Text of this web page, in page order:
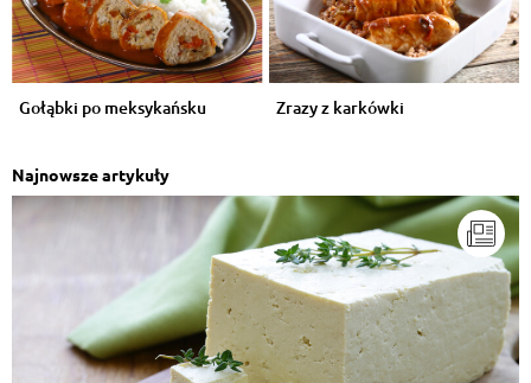
Gołąbki po meksykańsku Zrazy z karkówki
Najnowsze artykuły